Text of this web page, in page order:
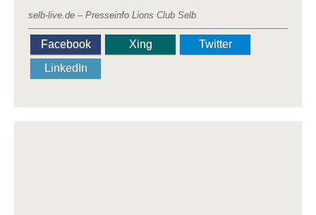
selb-live.de – Presseinfo Lions Club Selb
Facebook Xing
Twitter
LinkedIn